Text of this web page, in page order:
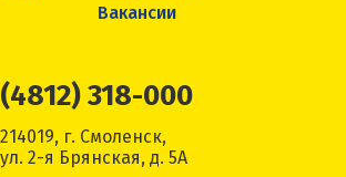
Вакансии
318-000
214019, г. Смоленск,
ул. 2-я Брянская, д. 5А